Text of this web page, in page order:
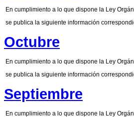
En cumplimiento a lo que dispone la Ley
se publica la siguiente información
Octubre
En cumplimiento a lo que dispone la Ley
se publica la siguiente información
Septiembre
En cumplimiento a lo que dispone la Ley